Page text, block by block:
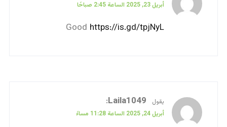
أبريل 23, 2025 الساعة 2:45 صباحًا
Good https://is.gd/tpjNyL
يقول Laila1049
:
أبريل 24, 2025 الساعة 11:28 مساءً